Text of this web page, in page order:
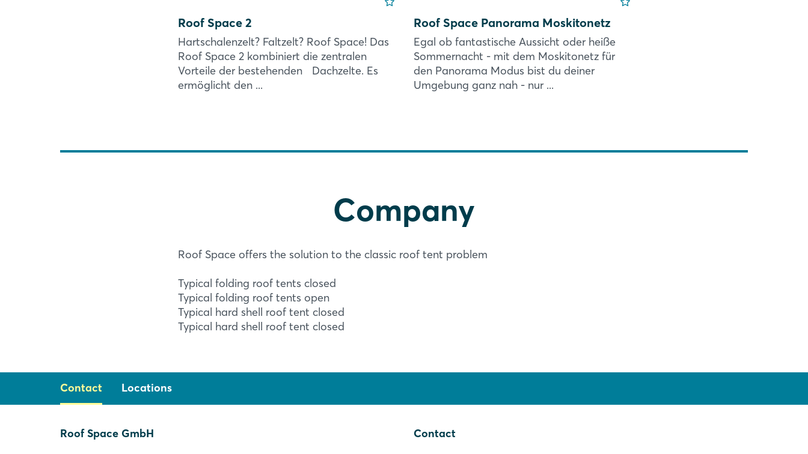
Roof Space 2
Hartschalenzelt? Faltzelt? Roof Space! Das
Roof Space 2 kombiniert die zentralen
Vorteile der bestehenden Dachzelte. Es
ermöglicht den ...
Roof Space Panorama Moskitonetz
Egal ob fantastische Aussicht oder heiße
Sommernacht - mit dem Moskitonetz für
den Panorama Modus bist du deiner
Umgebung ganz nah - nur ...
Roof Space 2
Company
Roof Space offers the solution to the classic roof tent problem
Typical folding roof tents closed
Typical folding roof tents open
Typical hard shell roof tent closed
Typical hard shell roof tent closed
Contact Locations
Roof Space GmbH Contact
Roof Space GmbH
Login
Sign in now